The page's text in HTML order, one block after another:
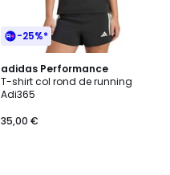
-25%*
adidas Performance
T-shirt col rond de running
Adi365
35,00 €
4,8
/ 5